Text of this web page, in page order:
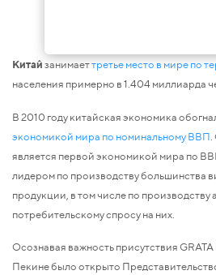
Китайзанимаеттретье место в мире по
населения примерно в 1.404 миллиарда
В 2010 году китайская экономика
экономикой мира по номинальному ВВП
является первой экономикой мира по
лидером по производству большинства
продукции, в том числе по производству
потребительскому спросу на них.
Осознавая важность присутствия
Пекине было открыто